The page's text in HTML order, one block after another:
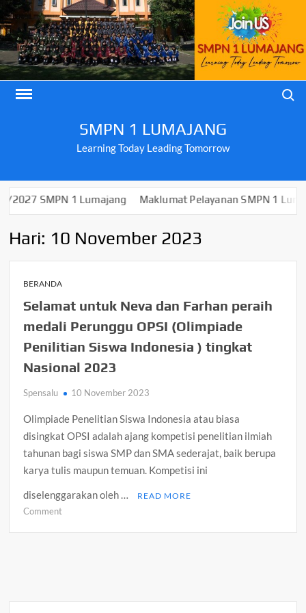
Skip
to
content
SMPN 1 LUMAJANG
Learning Today Leading Tomorrow
SMPN 1 Lumajang Maklumat Pelayanan SMPN 1 Lumajang
Hari: 10 November 2023
BERANDA
Selamat untuk Neva dan Farhan peraih
medali Perunggu OPSI (Olimpiade
Penilitian Siswa Indonesia ) tingkat
Nasional 2023
Spensalu 10 November 2023
Olimpiade Penelitian Siswa Indonesia atau biasa
disingkat OPSI adalah ajang kompetisi penelitian ilmiah
tahunan bagi siswa SMP dan SMA sederajat, baik berupa
karya tulis maupun temuan. Kompetisi ini
diselenggarakan oleh …
READ MORE
Commenton
peraih